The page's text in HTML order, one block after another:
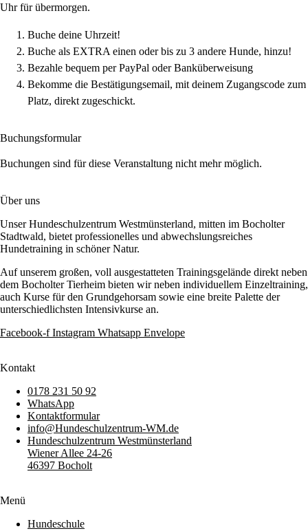
Uhr für übermorgen.
Buche deine Uhrzeit!
Buche als EXTRA einen oder bis zu 3 andere Hunde, hinzu!
Bezahle bequem per PayPal oder Banküberweisung
Bekomme die Bestätigungsemail, mit deinem Zugangscode zum
Platz, direkt zugeschickt.
Buchungsformular
Buchungen sind für diese Veranstaltung nicht mehr möglich.
Über uns
Unser Hundeschulzentrum Westmünsterland, mitten im Bocholter
Stadtwald, bietet professionelles und abwechslungsreiches
Hundetraining in schöner Natur.
Auf unserem großen, voll ausgestatteten Trainingsgelände direkt neben
dem Bocholter Tierheim bieten wir neben individuellem Einzeltraining,
auch Kurse für den Grundgehorsam sowie eine breite Palette der
unterschiedlichsten Intensivkurse an.
Facebook-f Instagram Whatsapp Envelope
Kontakt
0178 231 50 92
WhatsApp
Kontaktformular
info@Hundeschulzentrum-WM.de
Hundeschulzentrum Westmünsterland
Wiener Allee 24-26
46397 Bocholt
Menü
Hundeschule